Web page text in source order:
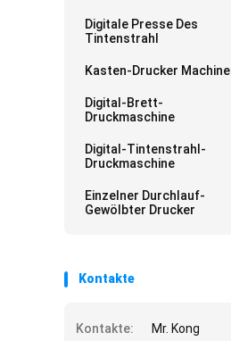
Digitale Presse Des
Tintenstrahl
Kasten-Drucker Machine
Digital-Brett-
Druckmaschine
Digital-Tintenstrahl-
Druckmaschine
Einzelner Durchlauf-
Gewölbter Drucker
Kontakte
Kontakte:
Mr. Kong